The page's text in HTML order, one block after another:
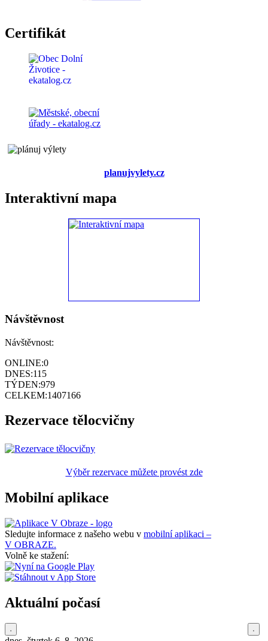
Certifikát
planujvylety.cz
Interaktivní mapa
Návštěvnost
Návštěvnost:
ONLINE:0
DNES:115
TÝDEN:979
CELKEM:1407166
Rezervace tělocvičny
Výběr rezervace můžete provést zde
Mobilní aplikace
Sledujte informace z našeho webu v mobilní aplikaci –
V OBRAZE.
Volně ke stažení:
Aktuální počasí